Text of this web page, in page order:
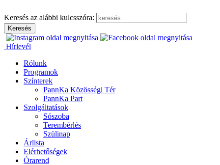
Keresés az alábbi kulcsszóra:
Hírlevél
Rólunk
Programok
Színterek
PannKa Közösségi Tér
PannKa Part
Szolgáltatások
Sószoba
Terembérlés
Szülinap
Árlista
Elérhetőségek
Órarend